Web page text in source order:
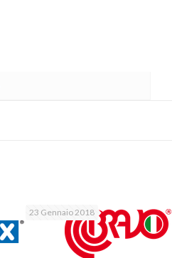
23 Gennaio 2018